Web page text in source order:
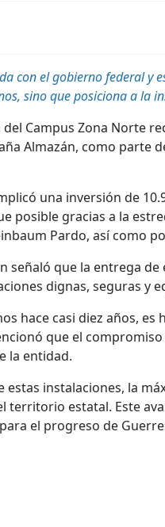
con el gobierno federal y
sino que posiciona a la
Campus Zona Norte
Almazán, como
una inversión de
posible gracias a la
Pardo, así como
señaló que la entrega
dignas, seguras y
hace casi diez años,
que el
la entidad.
estas instalaciones, la
territorio estatal. Este
el progreso de
JAVIER SALDAÑA